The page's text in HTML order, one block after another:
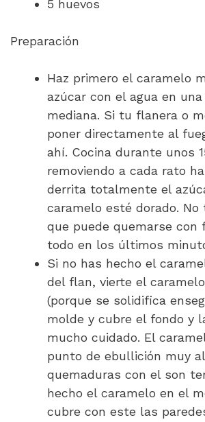
5 huevos
Preparación
Haz primero el caramelo
azúcar con el agua en
mediana. Si tu flanera o
poner directamente al
ahí. Cocina durante unos
removiendo a cada rato
derrita totalmente el
caramelo esté dorado. No
que puede quemarse con
todo en los últimos
Si no has hecho el
del flan, vierte el
(porque se solidifica
molde y cubre el fondo y
mucho cuidado. El
punto de ebullición muy
quemaduras con el son
hecho el caramelo en el
cubre con este las